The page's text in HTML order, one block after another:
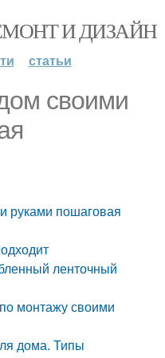
И ДИЗАЙН
статьи
своими
руками пошаговая
ленточный
монтажу своими
дома. Типы